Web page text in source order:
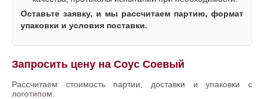
Оставьте заявку, и мы рассчитаем партию, формат
упаковки и условия поставки.
Запросить цену на Соус Соевый
Рассчитаем стоимость партии, доставки и упаковки с
логотипом.